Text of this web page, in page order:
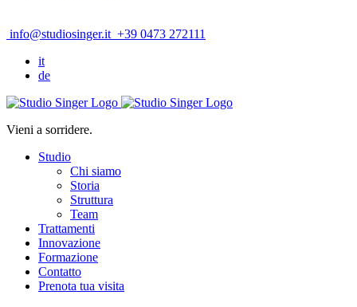
info@studiosinger.it +39 0473 272111
it
de
Vieni a sorridere.
Studio
Chi siamo
Storia
Struttura
Team
Trattamenti
Innovazione
Formazione
Contatto
Prenota tua visita